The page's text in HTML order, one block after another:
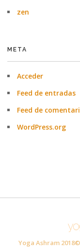
zen
META
Acceder
Feed de entradas
Feed de
WordPress.org
Yoga Ashram 2018©